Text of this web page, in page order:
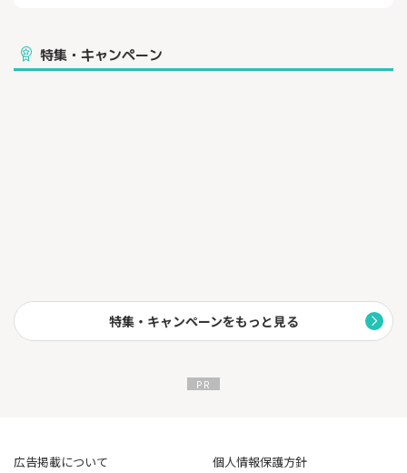
特集・キャンペーン
特集・キャンペーンをもっと見る
広告掲載について
個人情報保護方針